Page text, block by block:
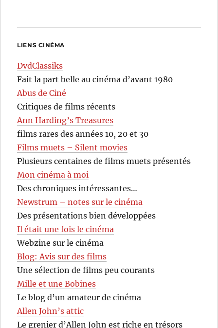
LIENS CINÉMA
DvdClassiks
Fait la part belle au cinéma d’avant 1980
Abus de Ciné
Critiques de films récents
Ann Harding’s Treasures
films rares des années 10, 20 et 30
Films muets – Silent movies
Plusieurs centaines de films muets présentés
Mon cinéma à moi
Des chroniques intéressantes…
Newstrum – notes sur le cinéma
Des présentations bien développées
Il était une fois le cinéma
Webzine sur le cinéma
Blog: Avis sur des films
Une sélection de films peu courants
Mille et une Bobines
Le blog d’un amateur de cinéma
Allen John’s attic
Le grenier d’Allen John est riche en trésors